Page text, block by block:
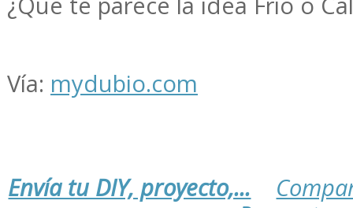
Vía: mydubio.com
Envía tu DIY, proyecto,...